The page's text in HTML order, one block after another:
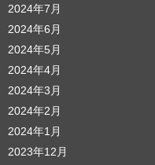
2024年7月
2024年6月
2024年5月
2024年4月
2024年3月
2024年2月
2024年1月
2023年12月